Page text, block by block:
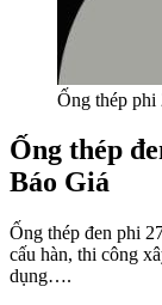
Ống thép
Ống thép
Báo Giá
Ống thép đen phi
cấu hàn, thi công
dụng….